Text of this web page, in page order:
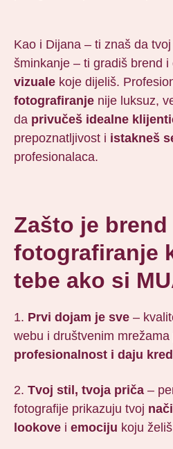
Kao i Dijana – ti znaš da
šminkanje – ti gradiš brend
vizuale koje dijeliš.
fotografiranje nije luksuz,
da privučeš idealne
prepoznatljivost i istakneš
profesionalaca.
Zašto je brend
fotografiranje
tebe ako si
1. Prvi dojam je sve –
webu i društvenim
profesionalnost i daju
2. Tvoj stil, tvoja priča –
fotografije prikazuju tvoj
lookove i emociju koju